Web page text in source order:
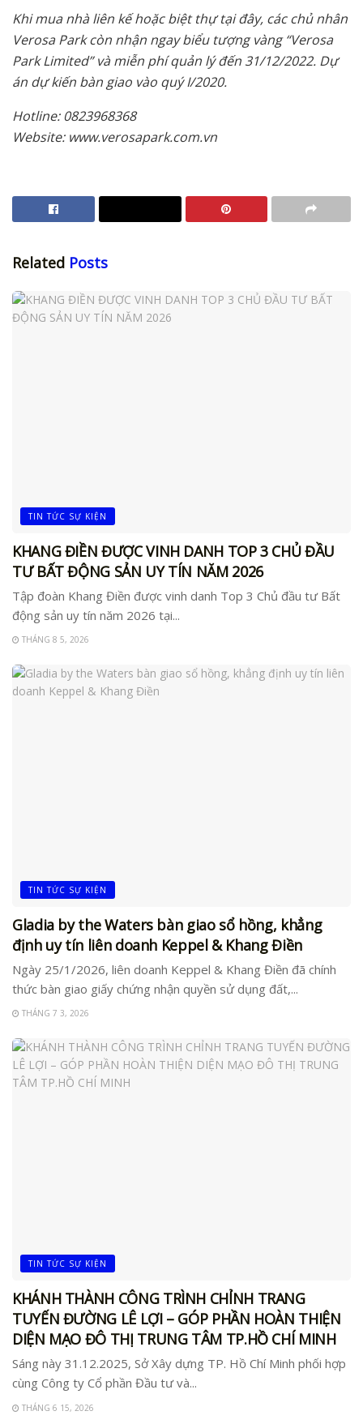
Khi mua nhà liên kế hoặc biệt thự tại đây, các chủ nhân
Verosa Park còn nhận ngay biểu tượng vàng “Verosa
Park Limited” và miễn phí quản lý đến 31/12/2022. Dự
án dự kiến bàn giao vào quý I/2020.
Hotline: 0823968368
Website: www.verosapark.com.vn
Related Posts
TIN TỨC SỰ KIỆN
KHANG ĐIỀN ĐƯỢC VINH DANH TOP 3 CHỦ ĐẦU
TƯ BẤT ĐỘNG SẢN UY TÍN NĂM 2026
Tập đoàn Khang Điền được vinh danh Top 3 Chủ đầu tư Bất
động sản uy tín năm 2026 tại...
THÁNG 8 5, 2026
TIN TỨC SỰ KIỆN
Gladia by the Waters bàn giao sổ hồng, khẳng
định uy tín liên doanh Keppel & Khang Điền
Ngày 25/1/2026, liên doanh Keppel & Khang Điền đã chính
thức bàn giao giấy chứng nhận quyền sử dụng đất,...
THÁNG 7 3, 2026
TIN TỨC SỰ KIỆN
KHÁNH THÀNH CÔNG TRÌNH CHỈNH TRANG
TUYẾN ĐƯỜNG LÊ LỢI – GÓP PHẦN HOÀN THIỆN
DIỆN MẠO ĐÔ THỊ TRUNG TÂM TP.HỒ CHÍ MINH
Sáng này 31.12.2025, Sở Xây dựng TP. Hồ Chí Minh phối hợp
cùng Công ty Cổ phần Đầu tư và...
THÁNG 6 15, 2026